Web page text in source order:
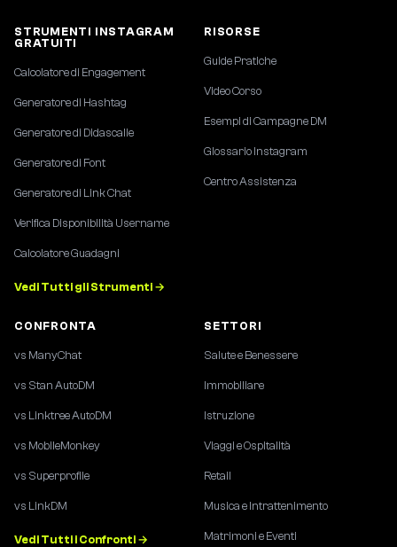
STRUMENTI INSTAGRAM
GRATUITI
Calcolatore di Engagement
Generatore di Hashtag
Generatore di Didascalie
Generatore di Font
Generatore di Link Chat
Verifica Disponibilità Username
Calcolatore Guadagni
Vedi Tutti gli Strumenti →
RISORSE
Guide Pratiche
Video Corso
Esempi di Campagne DM
Glossario Instagram
Centro Assistenza
CONFRONTA
vs ManyChat
vs Stan AutoDM
vs Linktree AutoDM
vs MobileMonkey
vs Superprofile
vs LinkDM
Vedi Tutti i Confronti →
SETTORI
Salute e Benessere
Immobiliare
Istruzione
Viaggi e Ospitalità
Retail
Musica e Intrattenimento
Matrimoni e Eventi